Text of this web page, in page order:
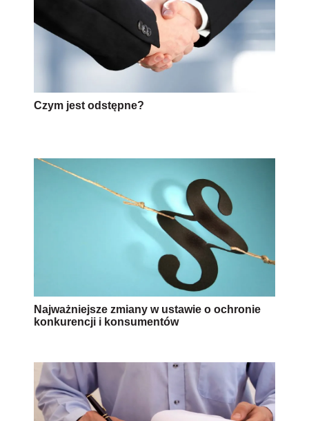
Czym jest odstępne?
Najważniejsze zmiany w ustawie o ochronie
konkurencji i konsumentów